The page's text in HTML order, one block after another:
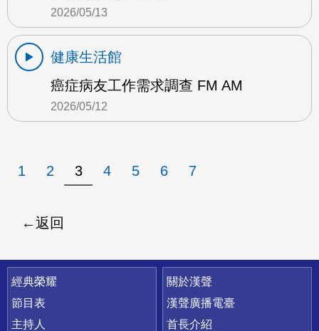
2026/05/13
健康生活館
癌症病友工作需求調查 FM AM
2026/05/12
1 2 3 4 5 6 7
返回
快速連結
經典榮耀
節目表
主持人
關於漢聲
漢聲廣播電臺
首長介紹